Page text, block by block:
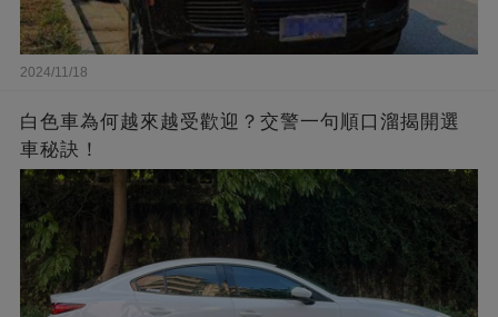
2024/11/18
白色車為何越來越受歡迎？交警一句順口溜揭開選
車秘訣！